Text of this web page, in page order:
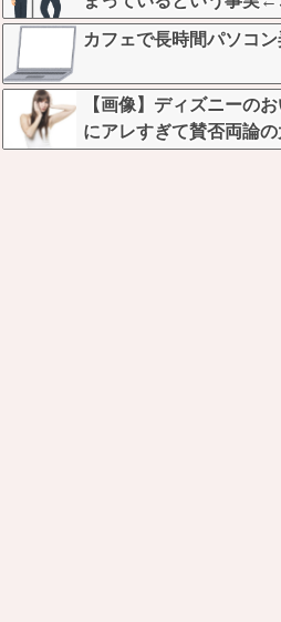
カフェで長時間パソコ
【画像】ディズニーの
にアレすぎて賛否両論